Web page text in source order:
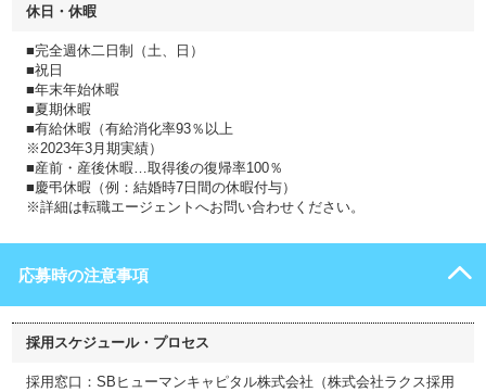
休日・休暇
■完全週休二日制（土、日）
■祝日
■年末年始休暇
■夏期休暇
■有給休暇（有給消化率93％以上
※2023年3月期実績）
■産前・産後休暇…取得後の復帰率100％
■慶弔休暇（例：結婚時7日間の休暇付与）
※詳細は転職エージェントへお問い合わせください。
応募時の注意事項
採用スケジュール・プロセス
採用窓口：SBヒューマンキャピタル株式会社（株式会社ラクス採用